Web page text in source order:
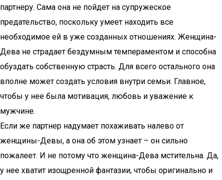
партнеру. Сама она не пойдет на супружеское
предательство, поскольку умеет находить все
необходимое ей в уже созданных отношениях. Женщина-
Дева не страдает бездумным темпераментом и способна
обуздать собственную страсть. Для всего остального она
вполне может создать условия внутри семьи. Главное,
чтобы у нее была мотивация, любовь и уважение к
мужчине.
Если же партнер надумает похаживать налево от
женщины-Девы, а она об этом узнает – он сильно
пожалеет. И не потому что женщина-Дева мстительна. Да,
у нее хватит изощренной фантазии, чтобы оригинально и